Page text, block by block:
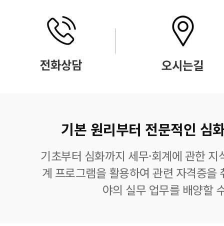
기본 원리부터 전문적인 심
기초부터 심화까지 세무·회계에 관한
계 프로그램을 활용하여 관련 자격증을
야의 실무 업무를 배양할